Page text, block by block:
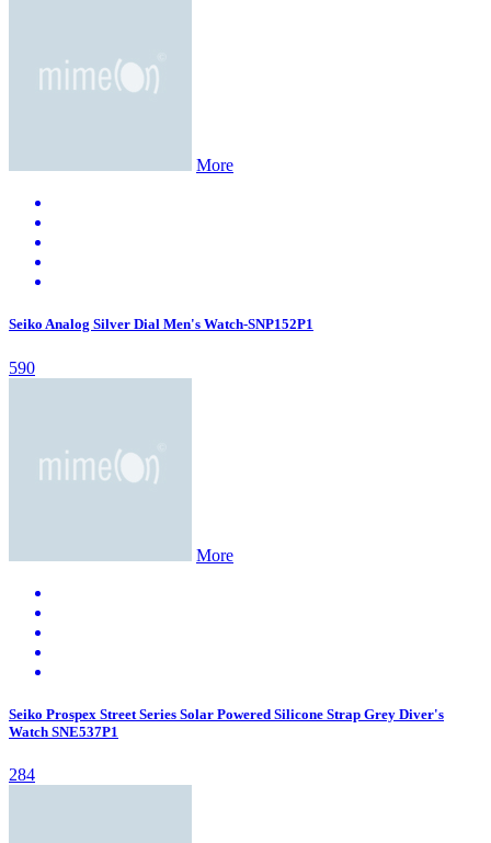
More
Seiko Analog Silver Dial Men's Watch-SNP152P1
590
More
Seiko Prospex Street Series Solar Powered Silicone Strap Grey Diver's
Watch SNE537P1
284